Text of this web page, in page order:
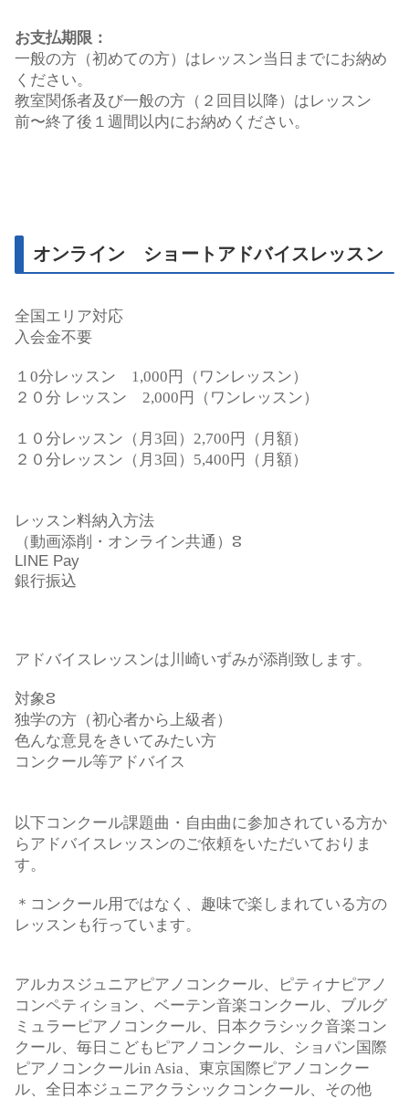
お支払期限：
一般の方（初めての方）はレッスン当日までにお納め
ください。
教室関係者及び一般の方（２回目以降）はレッスン
前〜終了後１週間以内にお納めください。
オンライン ショートアドバイスレッスン
全国エリア対応
入会金不要
１ 0分レッスン 1,000 円（ワンレッスン）
２０分 レッスン 2,000 円（ワンレッスン）
１０分レッスン（月 3回） 2,700 円（月額）
２０分レッスン（月 3回） 5,400 円（月額）
レッスン料納入方法
（動画添削・オンライン共通）ⵓ
LINE Pay
銀行振込
アドバイスレッスンは川崎いずみが添削致します。
対象ⵓ
独学の方（初心者から上級者）
色んな意見をきいてみたい方
コンクール等アドバイス
以下コンクール課題曲・自由曲に参加されている方か
らアドバイスレッスンのご依頼をいただいておりま
す。
＊コンクール用ではなく、趣味で楽しまれている方の
レッスンも行っています。
アルカスジュニアピアノコンクール、ピティナピアノ
コンペティション、ベーテン音楽コンクール、ブルグ
ミュラーピアノコンクール、日本クラシック音楽コン
クール、毎日こどもピアノコンクール、ショパン国際
ピアノコンクールin Asia、東京国際ピアノコンクー
ル、全日本ジュニアクラシックコンクール、その他